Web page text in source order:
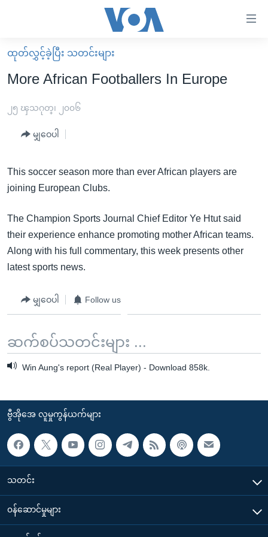
လွယ်ကူ
စေ
Link
များ
အကြောင်းအရာ
သို့
ကြည့်
ရန်
ပင်မ
အ
စာမျက်နှာ
ကြည့်
ရန်
ရန်
နေရာ
ကျော်
ရန်
မူလစာမျက်နှာ
မြန်မာ
ကမ္ဘာ့သတင်းများ
နိုင်ငံတကာ
တရုတ်
အစ္စရေး-ပါလက်စတိုင်း
ရပ်ဝန်းတခု လမ်းတခု အလွန်
အင်္ဂလိပ်စာလေ့လာမယ်
အမေရိကန်သုံးအီဒီယံ
မကြေးမုံရဲ့ အင်္ဂလိပ်စာ
ရုပ်ရှင်ထဲက အင်္ဂလိပ်စာ
အပတ်စဉ်ကဏ္ဍများ
ရေဒီယို
တီဗွီ
ရေဒီယိုနှင့်ရုပ်သံ အချက်အလက်များ
ရေဒီယို/တီဗွီအစီအစဉ်
ထုတ်လွှင့်ခဲ့ပြီး သတင်းများ
More African Footballers In Europe
၂၅ ၾသဂုတ္၊ ၂၀၀၆
မျှဝေပါ
This soccer season more than ever African players are
joining European Clubs.
The Champion Sports Journal Chief Editor Ye Htut said
their experience enhance promoting mother African teams.
Along with his full commentary, this week presents other
latest sports news.
မျှဝေပါ Follow us
ဆက်စပ်သတင်းများ ...
Win Aung's report (Real Player) - Download 858k.
ဗွီအိုအေ လူမှုကွန်ယက်များ
သတင်း
၀န်ဆောင်မှုများ